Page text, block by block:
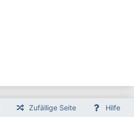
Zufällige Seite Hilfe